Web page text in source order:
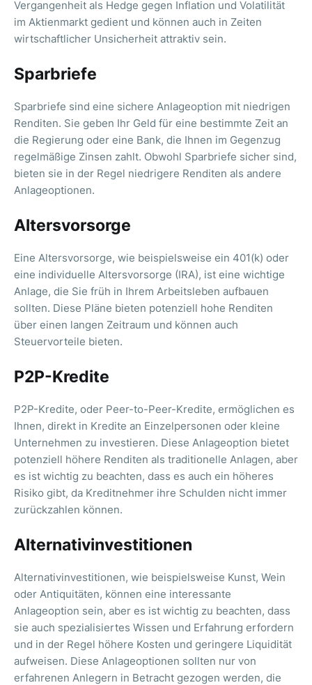
Vergangenheit als Hedge gegen Inflation und Volatilität
im Aktienmarkt gedient und können auch in Zeiten
wirtschaftlicher Unsicherheit attraktiv sein.
Sparbriefe
Sparbriefe sind eine sichere Anlageoption mit niedrigen
Renditen. Sie geben Ihr Geld für eine bestimmte Zeit an
die Regierung oder eine Bank, die Ihnen im Gegenzug
regelmäßige Zinsen zahlt. Obwohl Sparbriefe sicher sind,
bieten sie in der Regel niedrigere Renditen als andere
Anlageoptionen.
Altersvorsorge
Eine Altersvorsorge, wie beispielsweise ein 401(k) oder
eine individuelle Altersvorsorge (IRA), ist eine wichtige
Anlage, die Sie früh in Ihrem Arbeitsleben aufbauen
sollten. Diese Pläne bieten potenziell hohe Renditen
über einen langen Zeitraum und können auch
Steuervorteile bieten.
P2P-Kredite
P2P-Kredite, oder Peer-to-Peer-Kredite, ermöglichen es
Ihnen, direkt in Kredite an Einzelpersonen oder kleine
Unternehmen zu investieren. Diese Anlageoption bietet
potenziell höhere Renditen als traditionelle Anlagen, aber
es ist wichtig zu beachten, dass es auch ein höheres
Risiko gibt, da Kreditnehmer ihre Schulden nicht immer
zurückzahlen können.
Alternativinvestitionen
Alternativinvestitionen, wie beispielsweise Kunst, Wein
oder Antiquitäten, können eine interessante
Anlageoption sein, aber es ist wichtig zu beachten, dass
sie auch spezialisiertes Wissen und Erfahrung erfordern
und in der Regel höhere Kosten und geringere Liquidität
aufweisen. Diese Anlageoptionen sollten nur von
erfahrenen Anlegern in Betracht gezogen werden, die